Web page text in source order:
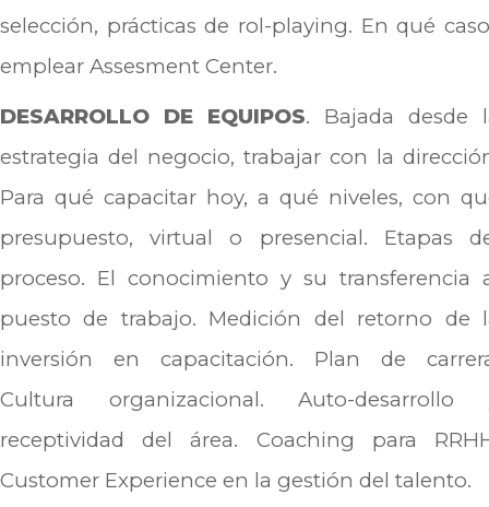
selección, prácticas de rol-playing. En qué
emplear Assesment Center.
DESARROLLO DE EQUIPOS. Bajada desde
estrategia del negocio, trabajar con la
Para qué capacitar hoy, a qué niveles, con
presupuesto, virtual o presencial. Etapas
proceso. El conocimiento y su transferencia
puesto de trabajo. Medición del retorno de
inversión en capacitación. Plan de
Cultura organizacional. Auto-desarrollo
receptividad del área. Coaching para
Customer Experience en la gestión del talento.